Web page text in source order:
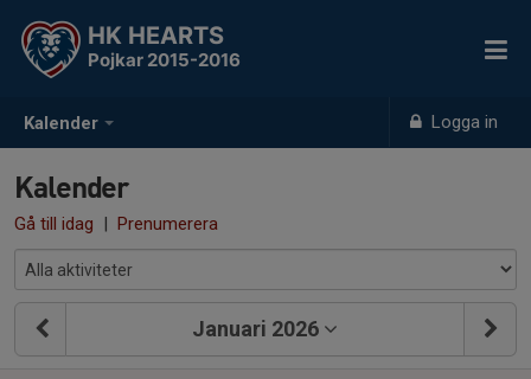
Kalender Logga in
HK HEARTS
Pojkar 2015-2016
Kalender
Gå till idag | Prenumerera
Januari 2026